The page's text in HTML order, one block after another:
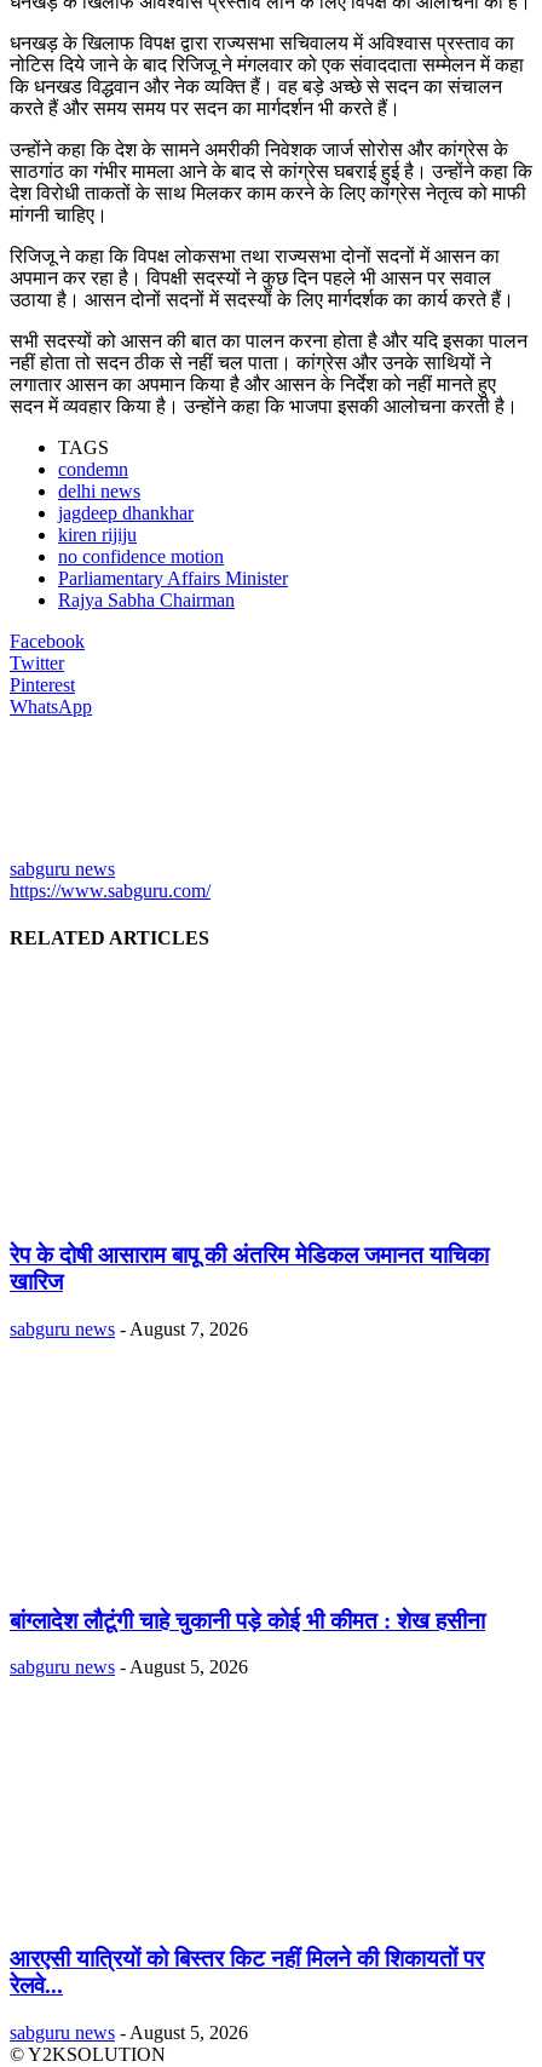
धनखड़ के खिलाफ विपक्ष द्वारा राज्यसभा सचिवालय में अविश्वास प्रस्ताव का
नोटिस दिये जाने के बाद रिजिजू ने मंगलवार को एक संवाददाता सम्मेलन में कहा
कि धनखड विद्धवान और नेक व्यक्ति हैं। वह बड़े अच्छे से सदन का संचालन
करते हैं और समय समय पर सदन का मार्गदर्शन भी करते हैं।
उन्होंने कहा कि देश के सामने अमरीकी निवेशक जार्ज सोरोस और कांग्रेस के
साठगांठ का गंभीर मामला आने के बाद से कांग्रेस घबराई हुई है। उन्होंने कहा कि
देश विरोधी ताकतों के साथ मिलकर काम करने के लिए कांग्रेस नेतृत्व को माफी
मांगनी चाहिए।
रिजिजू ने कहा कि विपक्ष लोकसभा तथा राज्यसभा दोनों सदनों में आसन का
अपमान कर रहा है। विपक्षी सदस्यों ने कुछ दिन पहले भी आसन पर सवाल
उठाया है। आसन दोनों सदनों में सदस्यों के लिए मार्गदर्शक का कार्य करते हैं।
सभी सदस्यों को आसन की बात का पालन करना होता है और यदि इसका पालन
नहीं होता तो सदन ठीक से नहीं चल पाता। कांग्रेस और उनके साथियों ने
लगातार आसन का अपमान किया है और आसन के निर्देश को नहीं मानते हुए
सदन में व्यवहार किया है। उन्होंने कहा कि भाजपा इसकी आलोचना करती है।
TAGS
condemn
delhi news
jagdeep dhankhar
kiren rijiju
no confidence motion
Parliamentary Affairs Minister
Rajya Sabha Chairman
Facebook
Twitter
Pinterest
WhatsApp
sabguru news
https://www.sabguru.com/
RELATED ARTICLES
रेप के दोषी आसाराम बापू की अंतरिम मेडिकल जमानत याचिका
खारिज
sabguru news - August 7, 2026
बांग्लादेश लौटूंगी चाहे चुकानी पड़े कोई भी कीमत : शेख हसीना
sabguru news - August 5, 2026
आरएसी यात्रियों को बिस्तर किट नहीं मिलने की शिकायतों पर
रेलवे...
sabguru news - August 5, 2026
© Y2KSOLUTION